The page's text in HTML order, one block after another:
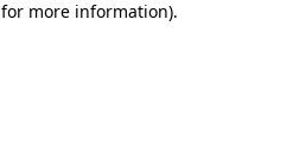
more information).